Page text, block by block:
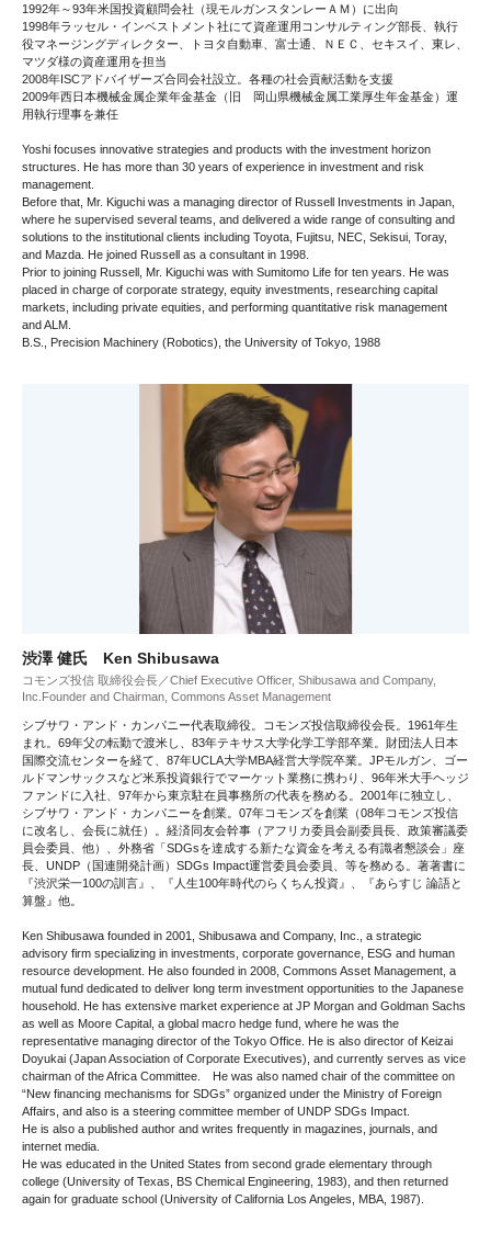
1992年～93年米国投資顧問会社（現モルガンスタンレーＡＭ）に出向
1998年ラッセル・インベストメント社にて資産運用コンサルティング部長、執行
役マネージングディレクター、トヨタ自動車、富士通、ＮＥＣ、セキスイ、東レ、
マツダ様の資産運用を担当
2008年ISCアドバイザーズ合同会社設立。各種の社会貢献活動を支援
2009年西日本機械金属企業年金基金（旧 岡山県機械金属工業厚生年金基金）運
用執行理事を兼任
Yoshi focuses innovative strategies and products with the investment horizon
structures. He has more than 30 years of experience in investment and risk
management.
Before that, Mr. Kiguchi was a managing director of Russell Investments in Japan,
where he supervised several teams, and delivered a wide range of consulting and
solutions to the institutional clients including Toyota, Fujitsu, NEC, Sekisui, Toray,
and Mazda. He joined Russell as a consultant in 1998.
Prior to joining Russell, Mr. Kiguchi was with Sumitomo Life for ten years. He was
placed in charge of corporate strategy, equity investments, researching capital
markets, including private equities, and performing quantitative risk management
and ALM.
B.S., Precision Machinery (Robotics), the University of Tokyo, 1988
渋澤 健氏 Ken Shibusawa
コモンズ投信 取締役会長／Chief Executive Officer, Shibusawa and Company,
Inc.Founder and Chairman, Commons Asset Management
シブサワ・アンド・カンパニー代表取締役。コモンズ投信取締役会長。1961年生
まれ。69年父の転勤で渡米し、83年テキサス大学化学工学部卒業。財団法人日本
国際交流センターを経て、87年UCLA大学MBA経営大学院卒業。JPモルガン、ゴー
ルドマンサックスなど米系投資銀行でマーケット業務に携わり、96年米大手ヘッジ
ファンドに入社、97年から東京駐在員事務所の代表を務める。2001年に独立し、
シブサワ・アンド・カンパニーを創業。07年コモンズを創業（08年コモンズ投信
に改名し、会長に就任）。経済同友会幹事（アフリカ委員会副委員長、政策審議委
員会委員、他）、外務省「SDGsを達成する新たな資金を考える有識者懇談会」座
長、UNDP（国連開発計画）SDGs Impact運営委員会委員、等を務める。著著書に
『渋沢栄一100の訓言』、『人生100年時代のらくちん投資』、『あらすじ 論語と
算盤』他。
Ken Shibusawa founded in 2001, Shibusawa and Company, Inc., a strategic
advisory firm specializing in investments, corporate governance, ESG and human
resource development. He also founded in 2008, Commons Asset Management, a
mutual fund dedicated to deliver long term investment opportunities to the Japanese
household. He has extensive market experience at JP Morgan and Goldman Sachs
as well as Moore Capital, a global macro hedge fund, where he was the
representative managing director of the Tokyo Office. He is also director of Keizai
Doyukai (Japan Association of Corporate Executives), and currently serves as vice
chairman of the Africa Committee. He was also named chair of the committee on
“New financing mechanisms for SDGs” organized under the Ministry of Foreign
Affairs, and also is a steering committee member of UNDP SDGs Impact.
He is also a published author and writes frequently in magazines, journals, and
internet media.
He was educated in the United States from second grade elementary through
college (University of Texas, BS Chemical Engineering, 1983), and then returned
again for graduate school (University of California Los Angeles, MBA, 1987).